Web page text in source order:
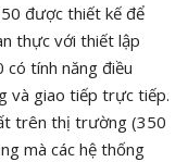
được thiết kế để
thực với thiết lập
có tính năng điều
và giao tiếp trực tiếp.
trên thị trường (350
mà các hệ thống